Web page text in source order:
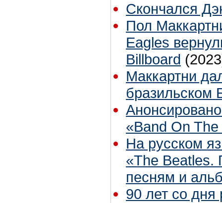
Скончался
Пол
Eagles
Billboard
Маккартни
бразильском
«Band On
На русском
«The Beatles.
песням и
90 лет со дня